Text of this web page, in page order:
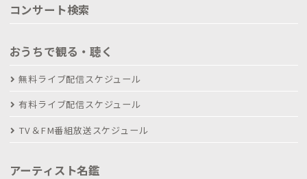
コンサート検索
おうちで観る・聴く
無料ライブ配信スケジュール
有料ライブ配信スケジュール
TV＆FM番組放送スケジュール
アーティスト名鑑